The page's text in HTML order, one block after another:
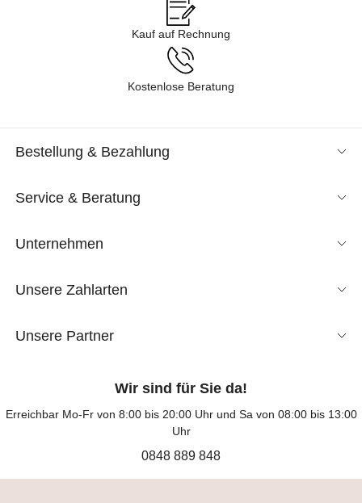
Kauf auf Rechnung
Kostenlose Beratung
Bestellung & Bezahlung
Service & Beratung
Unternehmen
Unsere Zahlarten
Unsere Partner
Wir sind für Sie da!
Erreichbar Mo-Fr von 8:00 bis 20:00 Uhr und Sa von 08:00 bis 13:00
Uhr
0848 889 848